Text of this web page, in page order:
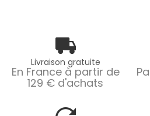
Livraison gratuite
En France à partir de
129 € d'achats